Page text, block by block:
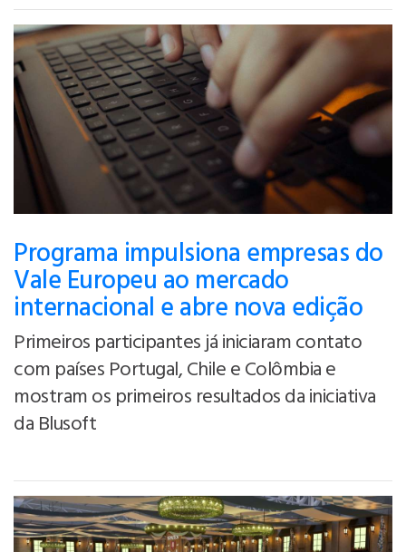
Programa impulsiona empresas do
Vale Europeu ao mercado
internacional e abre nova edição
Primeiros participantes já iniciaram contato
com países Portugal, Chile e Colômbia e
mostram os primeiros resultados da iniciativa
da Blusoft